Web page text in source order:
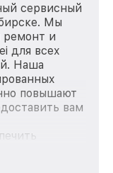
сервисный
Мы
ремонт и
для всех
Наша
повышают
вам
для
Huawei, вне